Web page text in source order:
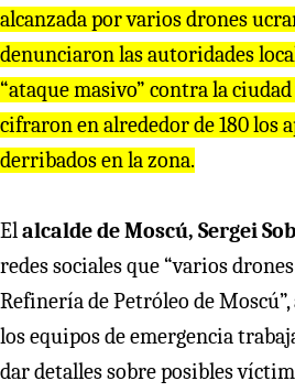
alcanzada por varios drones
denunciaron las autoridades
“ataque masivo” contra la
cifraron en alrededor de 180 los
derribados en la zona.
Elalcalde de Moscú, Sergei
redes sociales que “varios
Refinería de Petróleo de
los equipos de emergencia
dar detalles sobre posibles